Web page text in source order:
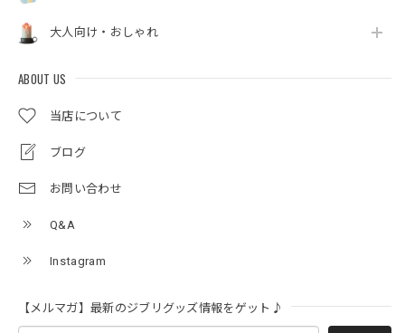
大人向け・おしゃれ
ABOUT US
当店について
ブログ
お問い合わせ
Q&A
Instagram
【メルマガ】最新のジブリグッズ情報をゲット♪